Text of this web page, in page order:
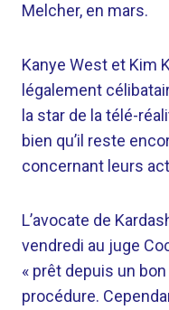
Melcher, en mars.
Kanye West et Kim
légalement
la star de la télé-
bien qu’il reste
concernant leurs
L’avocate de
vendredi au juge
« prêt depuis un
procédure.